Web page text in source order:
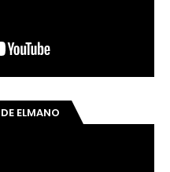
ELMANO